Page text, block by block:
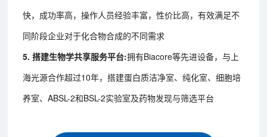
快，成功率高，操作人员经验丰富，性价比高，有效满足不
同阶段企业对于化合物合成的不同需求
5. 搭建生物学共享服务平台:拥有Biacore等先进设备，与上
海光源合作超过10年，搭建蛋白质洁净室、纯化室、细胞培
养室、ABSL-2和BSL-2实验室及药物发现与筛选平台